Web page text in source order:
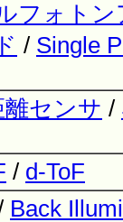
フォト
/ Single
離センサ /
/ d-ToF
Back